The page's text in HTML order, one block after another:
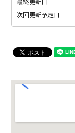
次回更新予定日